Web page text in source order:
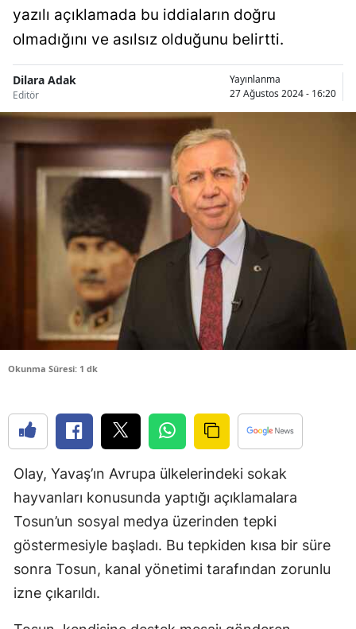
Bitlis
Çanakkale
Çankırı
Elazığ
Erzurum
Eskişehir
Gaziantep
yazılı açıklamada bu iddiaların doğru
olmadığını ve asılsız olduğunu belirtti.
Dilara Adak
Editör
Yayınlanma
27 Ağustos 2024 - 16:20
Okunma Süresi: 1 dk
Olay, Yavaş’ın Avrupa ülkelerindeki sokak
hayvanları konusunda yaptığı açıklamalara
Tosun’un sosyal medya üzerinden tepki
göstermesiyle başladı. Bu tepkiden kısa bir süre
sonra Tosun, kanal yönetimi tarafından zorunlu
izne çıkarıldı.